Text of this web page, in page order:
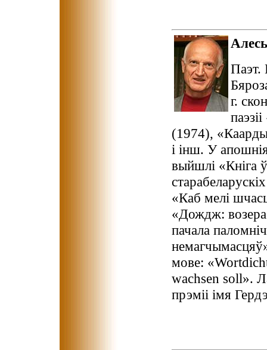
Паэт.
г.
(1974),
і інш. У
выйшлі «Кніга
«Каб мелі
«Дождж:
пачала
мове:
wachsen soll».
прэміі імя